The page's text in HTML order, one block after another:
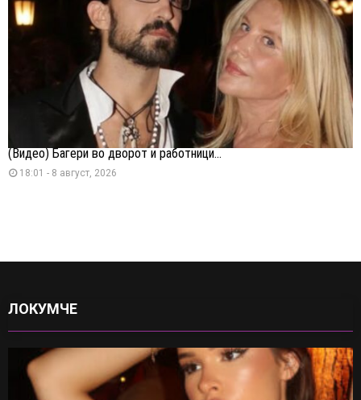
(Видео) Багери во дворот и работници...
18:01 - 8 август, 2026
ЛОКУМЧЕ